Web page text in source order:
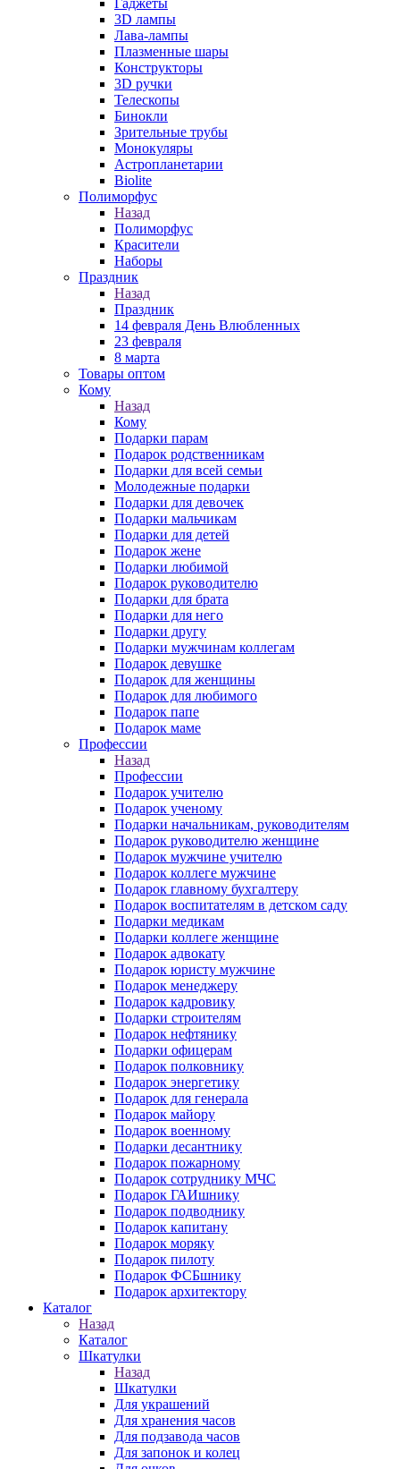
Гаджеты
3D лампы
Лава-лампы
Плазменные шары
Конструкторы
3D ручки
Телескопы
Бинокли
Зрительные трубы
Монокуляры
Астропланетарии
Biolite
Полиморфус
Назад
Полиморфус
Красители
Наборы
Праздник
Назад
Праздник
14 февраля День Влюбленных
23 февраля
8 марта
Товары оптом
Кому
Назад
Кому
Подарки парам
Подарок родственникам
Подарки для всей семьи
Молодежные подарки
Подарки для девочек
Подарки мальчикам
Подарки для детей
Подарок жене
Подарки любимой
Подарок руководителю
Подарки для брата
Подарки для него
Подарки другу
Подарки мужчинам коллегам
Подарок девушке
Подарок для женщины
Подарок для любимого
Подарок папе
Подарок маме
Профессии
Назад
Профессии
Подарок учителю
Подарок ученому
Подарки начальникам, руководителям
Подарок руководителю женщине
Подарок мужчине учителю
Подарок коллеге мужчине
Подарок главному бухгалтеру
Подарок воспитателям в детском саду
Подарки медикам
Подарки коллеге женщине
Подарок адвокату
Подарок юристу мужчине
Подарок менеджеру
Подарок кадровику
Подарки строителям
Подарок нефтянику
Подарки офицерам
Подарок полковнику
Подарок энергетику
Подарок для генерала
Подарок майору
Подарок военному
Подарки десантнику
Подарок пожарному
Подарок сотруднику МЧС
Подарок ГАИшнику
Подарок подводнику
Подарок капитану
Подарок моряку
Подарок пилоту
Подарок ФСБшнику
Подарок архитектору
Каталог
Назад
Каталог
Шкатулки
Назад
Шкатулки
Для украшений
Для хранения часов
Для подзавода часов
Для запонок и колец